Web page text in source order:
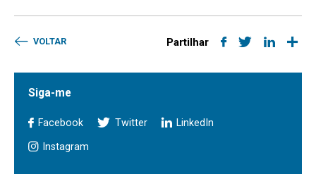
VOLTAR Partilhar
Siga-me
Facebook Twitter LinkedIn
Instagram